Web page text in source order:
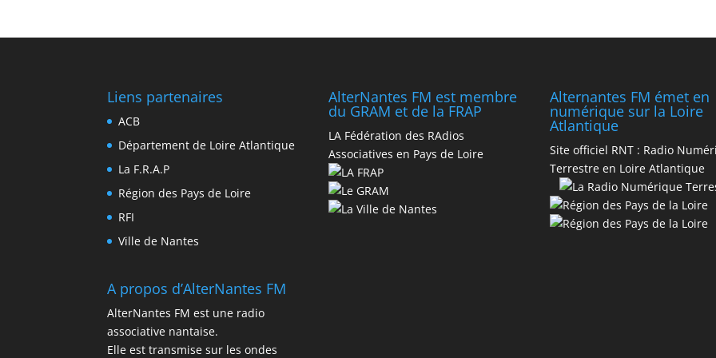
Liens partenaires
ACB
Département de Loire Atlantique
La F.R.A.P
Région des Pays de Loire
RFI
Ville de Nantes
A propos d’AlterNantes FM
AlterNantes FM est une radio
associative nantaise.
Elle est transmise sur les ondes
AlterNantes FM est membre
du GRAM et de la FRAP
LA Fédération des RAdios
Associatives en Pays de Loire
Alternantes FM émet en
numérique sur la Loire
Atlantique
Site officiel RNT : Radio
Terrestre en Loire Atlantique